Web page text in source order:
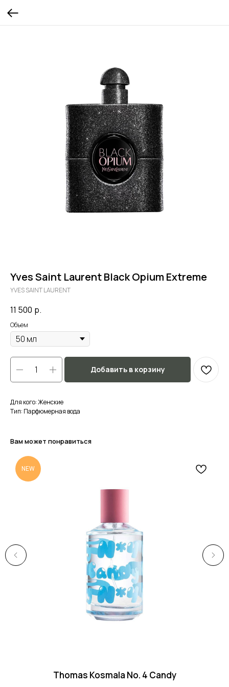
Yves Saint Laurent Black Opium Extreme
YVES SAINT LAURENT
11 500 р.
Объем
Добавить в корзину
Для кого: Женские
Тип: Парфюмерная вода
Вам может понравиться
NEW
Thomas Kosmala No. 4 Candy